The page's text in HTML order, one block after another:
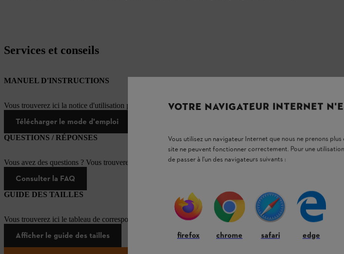
Services et conseils
MANUEL D'INSTRUCTIONS
Vous trouverez ici la notice d'utilisation pour ce produit STIHL
Télécharger le mode d'emploi
QUESTIONS / RÉPONSES
Vous avez des questions ? Vous trouverez ici les réponses aux questions les plus fréquemment posées
Consulter la FAQ
GUIDE DES TAILLES
Vous trouverez ici le tableau de correspondance des tailles pour les équipements de protection individuelle
Afficher le guide des tailles
VOTRE NAVIGATEUR INTERNET
Vous utilisez un navigateur Internet que nous ne prenons
site ne peuvent fonctionner correctement. Pour une
de passer à l'un des navigateurs suivants :
firefox chrome safari edge